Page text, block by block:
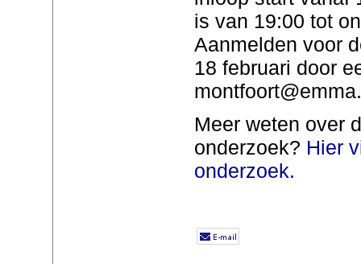
is van 19:00 tot
Aanmelden voor
18 februari door
Meer weten over
onderzoek? Hier
onderzoek.